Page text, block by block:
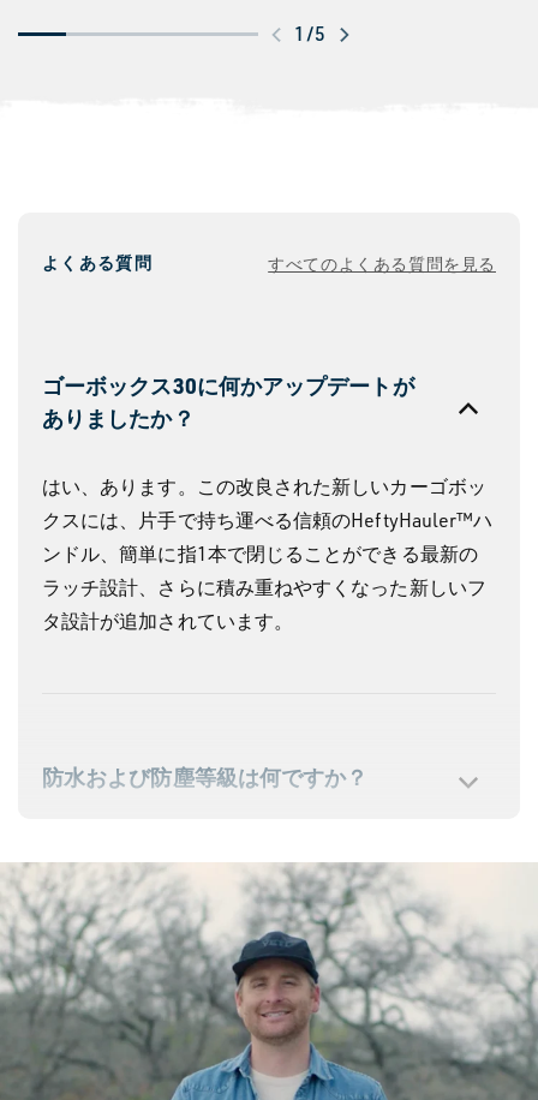
1 /
ス
ら
5
よくある質問 すべてのよくある質問を見る
ゴーボックス30に何かアップデートが
ありましたか？
はい、あります。この改良された新しいカーゴボッ
クスには、片手で持ち運べる信頼のHeftyHauler™ハ
ンドル、簡単に指1本で閉じることができる最新の
ラッチ設計、さらに積み重ねやすくなった新しいフ
タ設計が追加されています。
防水および防塵等級は何ですか？
各サイズの違いは何ですか？
ゴーボックスは積み重ねができます
か？